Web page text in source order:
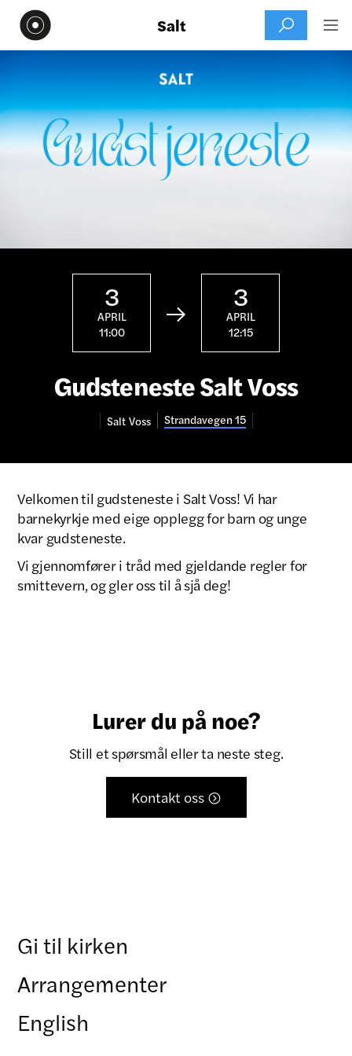
Salt  
3
APRIL
11:00

3
APRIL
12:15
Gudsteneste Salt Voss
Salt Voss Strandavegen 15
Velkomen til gudsteneste i Salt Voss! Vi har
barnekyrkje med eige opplegg for barn og unge
kvar gudsteneste.
Vi gjennomfører i tråd med gjeldande regler for
smittevern, og gler oss til å sjå deg!
Lurer du på noe?
Still et spørsmål eller ta neste steg.
Kontakt oss 
Gi til kirken
Arrangementer
English